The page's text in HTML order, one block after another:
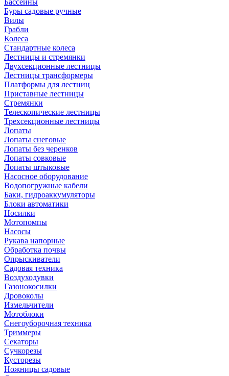
Бассейны
Буры садовые ручные
Вилы
Грабли
Колеса
Стандартные колеса
Лестницы и стремянки
Двухсекционные лестницы
Лестницы трансформеры
Платформы для лестниц
Приставные лестницы
Стремянки
Телескопические лестницы
Трехсекционные лестницы
Лопаты
Лопаты снеговые
Лопаты без черенков
Лопаты совковые
Лопаты штыковые
Насосное оборудование
Водопогружные кабели
Баки, гидроаккумуляторы
Блоки автоматики
Носилки
Мотопомпы
Насосы
Рукава напорные
Обработка почвы
Опрыскиватели
Садовая техника
Воздуходувки
Газонокосилки
Дровоколы
Измельчители
Мотоблоки
Снегоуборочная техника
Триммеры
Секаторы
Сучкорезы
Кусторезы
Ножницы садовые